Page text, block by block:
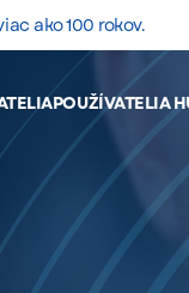
ako 100 rokov.
POUŽÍVATELIA